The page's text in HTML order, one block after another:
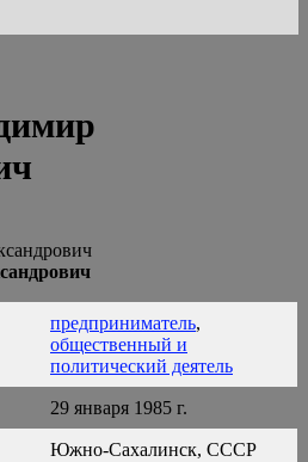
предприниматель,
общественный и
политический деятель
29 января 1985 г.
Южно-Сахалинск, СССР